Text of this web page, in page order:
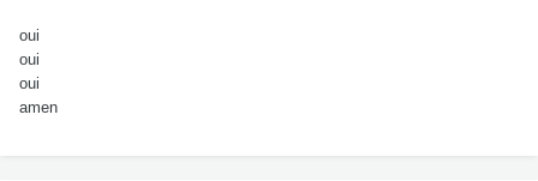
oui
oui
oui
amen